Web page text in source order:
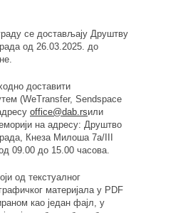
се достављају Друштву
од 26.03.2025. до
доставити
(WeTransfer, Sendspace
office@dab.rsили
на адресу: Друштво
Кнеза Милоша 7а/III
09.00 до 15.00 часова.
од текстуалног
материјала у PDF
као један фајл, у